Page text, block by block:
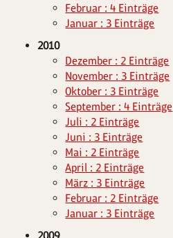
Februar : 4 Einträge
Januar : 3 Einträge
2010
Dezember : 2 Einträge
November : 3 Einträge
Oktober : 3 Einträge
September : 4 Einträge
Juli : 2 Einträge
Juni : 3 Einträge
Mai : 2 Einträge
April : 2 Einträge
März : 3 Einträge
Februar : 2 Einträge
Januar : 3 Einträge
2009